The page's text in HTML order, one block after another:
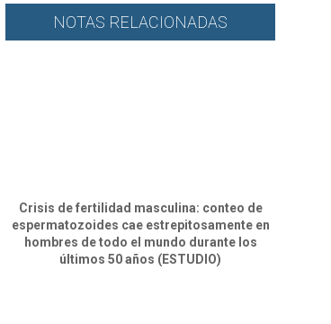
NOTAS RELACIONADAS
Crisis de fertilidad masculina: conteo de
espermatozoides cae estrepitosamente en
hombres de todo el mundo durante los
últimos 50 años (ESTUDIO)